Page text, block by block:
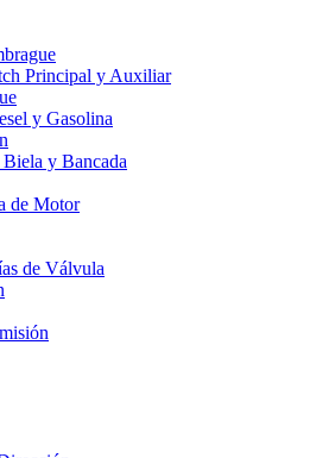
Principal y Auxiliar
y Gasolina
y Bancada
de Motor
de Válvula